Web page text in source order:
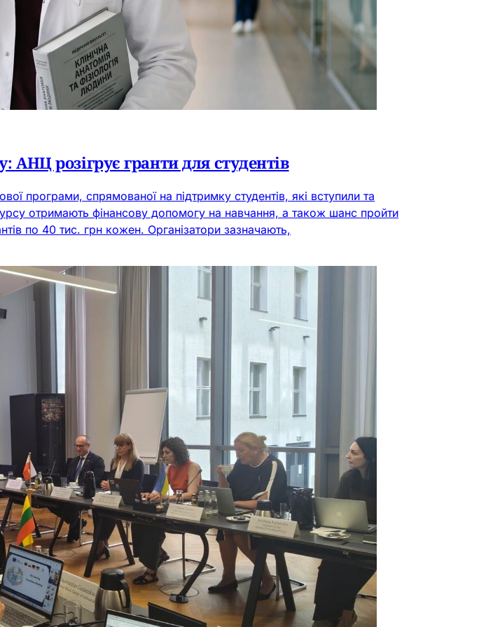
АНЦ розігрує гранти для студентів
програми, спрямованої на підтримку студентів, які вступили та
отримають фінансову допомогу на навчання, а також шанс пройти
по 40 тис. грн кожен. Організатори зазначають,